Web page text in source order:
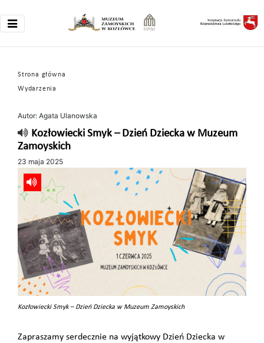
Strona główna
Wydarzenia
Autor: Agata Ulanowska
Kozłowiecki Smyk – Dzień Dziecka w Muzeum
Zamoyskich
23 maja 2025
Kozłowiecki Smyk – Dzień Dziecka w Muzeum Zamoyskich
Zapraszamy serdecznie na wyjątkowy Dzień Dziecka w